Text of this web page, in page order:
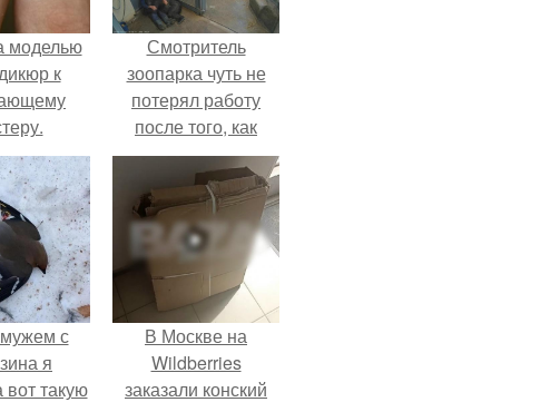
моделью
к
Смотритель
зоопарка чуть не
потерял работу
после того, как
камеры заметили,
как он ночью
пробирается в
вольер к горилле.
с
я
вот такую
В Москве на
Wildberries
заказали конский